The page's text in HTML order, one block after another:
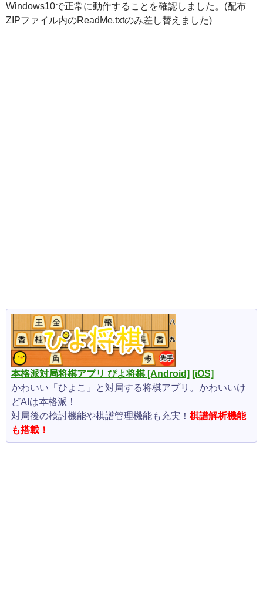
Windows10で正常に動作することを確認しました。(配布
ZIPファイル内のReadMe.txtのみ差し替えました)
本格派対局将棋アプリ ぴよ将棋 [Android] [iOS]
かわいい「ひよこ」と対局する将棋アプリ。かわいいけ
どAIは本格派！
対局後の検討機能や棋譜管理機能も充実！ 棋譜解析機能
も搭載！